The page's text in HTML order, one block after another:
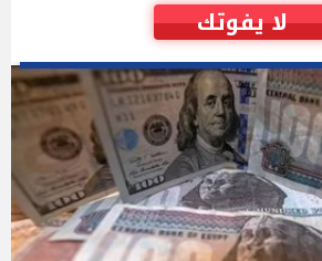
لا يفوتك